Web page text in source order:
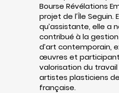
Bourse Révélations
projet de l’Île Seguin.
qu’assistante, elle a
contribué à la
d’art contemporain,
œuvres et
valorisation du
artistes plasticiens
française.